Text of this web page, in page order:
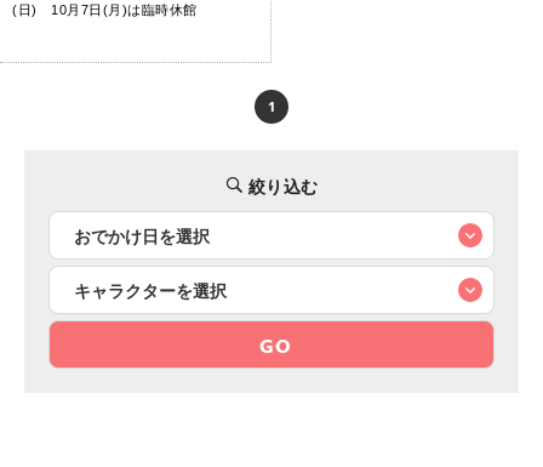
(日) 10月7日(月)は臨時休館
1
絞り込む
GO